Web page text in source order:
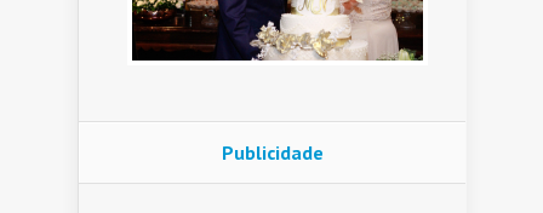
Publicidade